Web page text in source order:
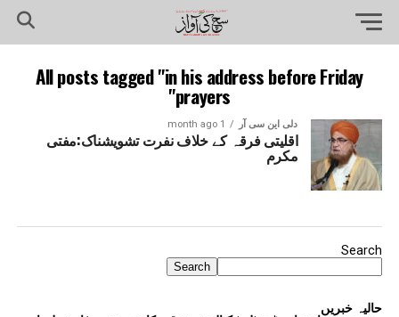
All posts tagged "in his address before Friday
prayers"
دلی این سی آر 1 month ago
اقلیتی فرقہ کے خلاف نفرت تشویشناک:مفتی
مکرم
Search
Search
حالیہ خبریں